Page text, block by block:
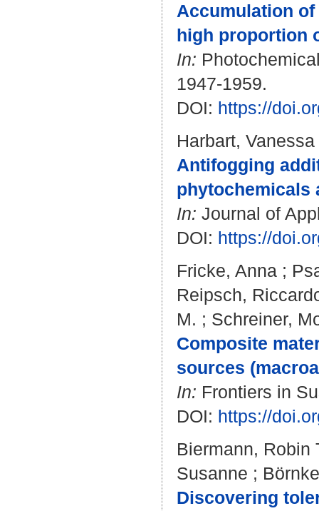
Accumulation
high proportion
In:
1947-1959.
DOI: https://
Harbart, Vanessa
Antifogging
phytochemicals
In: Journal of
DOI: https://
Fricke, Anna ;
Reipsch,
M. ; Schreiner,
Composite
sources
In: Frontiers in
DOI: https://
Biermann, Robin
Susanne ;
Discovering